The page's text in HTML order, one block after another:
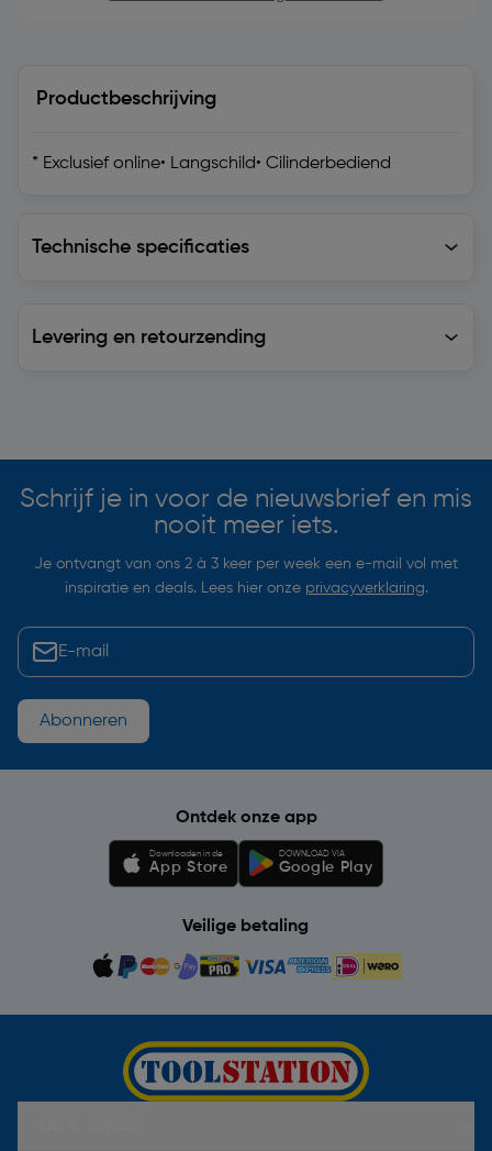
Productbeschrijving
* Exclusief online• Langschild• Cilinderbediend
Technische specificaties
Levering en retourzending
Schrijf je in voor de nieuwsbrief en mis
nooit meer iets.
Je ontvangt van ons 2 à 3 keer per week een e-mail vol met
inspiratie en deals. Lees hier onze privacyverklaring.
Abonneren
Ontdek onze app
Downloaden in de
App Store
DOWNLOAD VIA
Google Play
Veilige betaling